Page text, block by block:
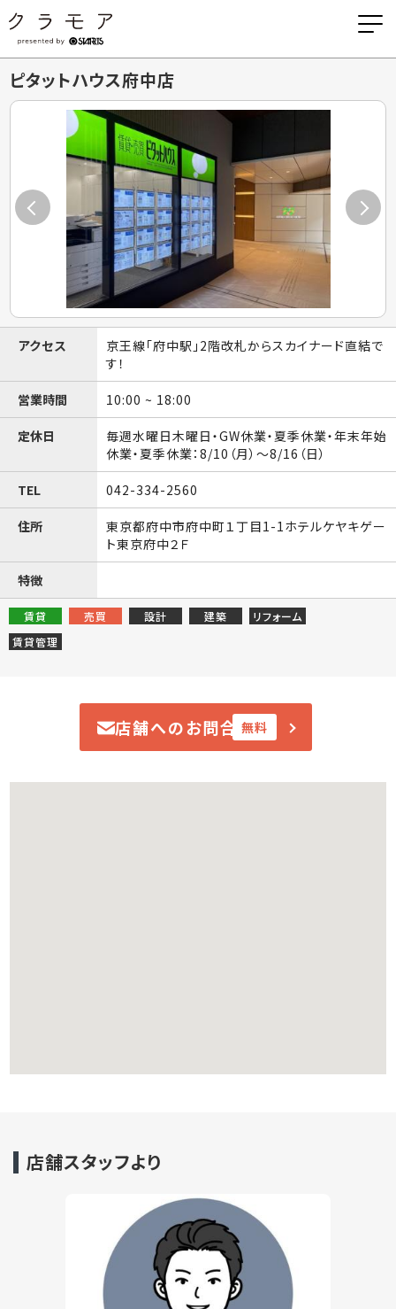
ピタットハウス府中店
アクセス
京王線「府中駅」2階改札からスカイナード直結で
す！
営業時間 10:00 ~ 18:00
定休日
毎週水曜日木曜日・GW休業・夏季休業・年末年始
休業・夏季休業：8/10（月）〜8/16（日）
TEL 042-334-2560
住所
東京都府中市府中町１丁目1-1ホテルケヤキゲー
ト東京府中２Ｆ
特徴
賃貸 売買 設計 建築
リフォーム
賃貸管理
店舗へのお問合せ無料
店舗スタッフより